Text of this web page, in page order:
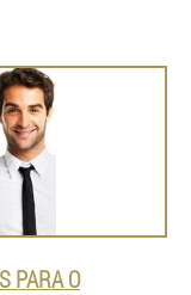
PARA O